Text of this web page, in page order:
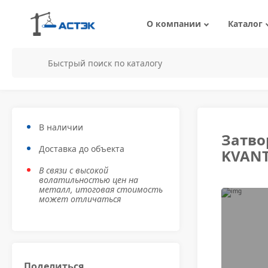
О компании Каталог
В наличии
Доставка до объекта
В связи с высокой
волатильностью цен на
металл, итоговая стоимость
может отличаться